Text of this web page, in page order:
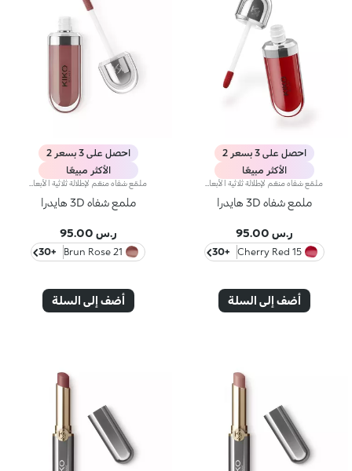
احصل على 3 بسعر 2
الأكثر مبيعًا
ملمع شفاه 3D هايدرا
ر.س 95.00
15 Cherry Red
+30
أضف إلى السلة
احصل على 3 بسعر 2
الأكثر مبيعًا
ملمع شفاه 3D هايدرا
ر.س 95.00
21 Brun Rose
+30
أضف إلى السلة